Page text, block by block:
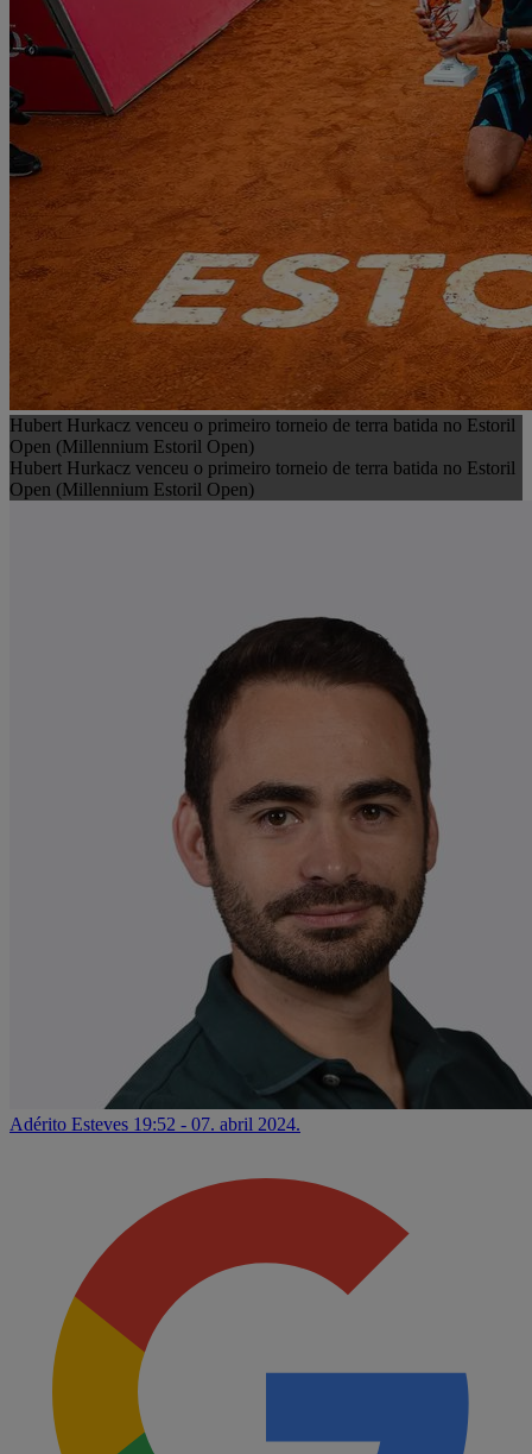
Hubert Hurkacz venceu o primeiro torneio de terra batida no Estoril
Open (Millennium Estoril Open)
Hubert Hurkacz venceu o primeiro torneio de terra batida no Estoril
Open (Millennium Estoril Open)
Adérito Esteves 19:52 - 07. abril 2024.